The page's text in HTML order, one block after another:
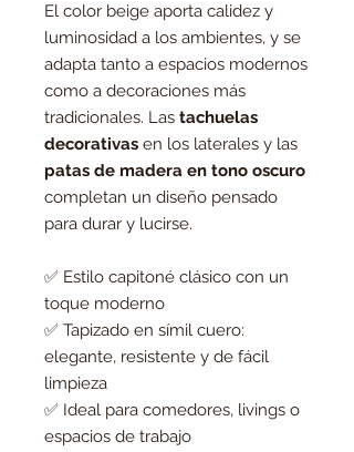
El color beige aporta calidez y
luminosidad a los ambientes, y se
adapta tanto a espacios modernos
como a decoraciones más
tradicionales. Las tachuelas
decorativas en los laterales y las
patas de madera en tono oscuro
completan un diseño pensado
para durar y lucirse.
✅ Estilo capitoné clásico con un
toque moderno
✅ Tapizado en símil cuero:
elegante, resistente y de fácil
limpieza
✅ Ideal para comedores, livings o
espacios de trabajo